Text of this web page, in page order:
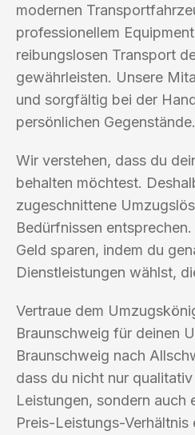
modernen
professionellem
reibungslosen Transport
gewährleisten. Unsere
und sorgfältig bei der
persönlichen Gegenstände.
Wir verstehen, dass du
behalten möchtest.
zugeschnittene
Bedürfnissen
Geld sparen, indem du
Dienstleistungen wählst,
Vertraue dem
Braunschweig für deinen
Braunschweig nach
dass du nicht nur
Leistungen, sondern auch
Preis-Leistungs-